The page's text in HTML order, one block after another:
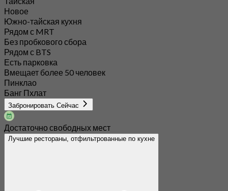
Новое
Южно-тайская кухня
Рядом с MRT
Без пробкового сбора
Рядом с BTS
Есть парковка
Вмещает более 50 человек
Пинклао
Банг Пхлат
Забронировать Сейчас
Достаточно свободных мест
Лучшие рестораны, отфильтрованные по кухне